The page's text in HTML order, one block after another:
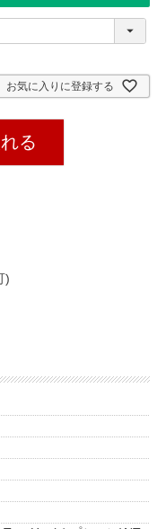
お気に入りに登録する
る
)